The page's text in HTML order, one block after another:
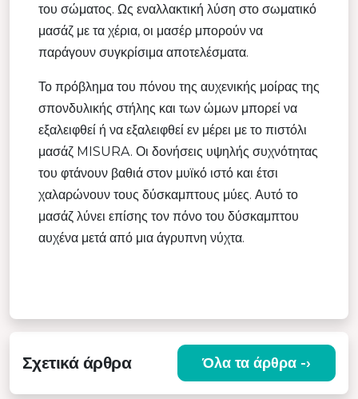
του σώματος. Ως εναλλακτική λύση στο σωματικό
μασάζ με τα χέρια, οι μασέρ μπορούν να
παράγουν συγκρίσιμα αποτελέσματα.
Το πρόβλημα του πόνου της αυχενικής μοίρας της
σπονδυλικής στήλης και των ώμων μπορεί να
εξαλειφθεί ή να εξαλειφθεί εν μέρει με το πιστόλι
μασάζ MISURA. Οι δονήσεις υψηλής συχνότητας
του φτάνουν βαθιά στον μυϊκό ιστό και έτσι
χαλαρώνουν τους δύσκαμπτους μύες. Αυτό το
μασάζ λύνει επίσης τον πόνο του δύσκαμπτου
αυχένα μετά από μια άγρυπνη νύχτα.
Σχετικά άρθρα Όλα τα άρθρα -›
ΓΙΑΤΊ ΝΑ ΕΠΙΛΈΞΕΤΕ ΈΝΑ ΠΟΙΟΤΙΚΌ
ΔΟΝΗΤΙΚΌ ΜΑΣΆΖ